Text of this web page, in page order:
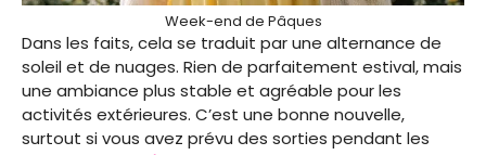
Week-end de Pâques
Dans les faits, cela se traduit par une alternance de
soleil et de nuages. Rien de parfaitement estival, mais
une ambiance plus stable et agréable pour les
activités extérieures. C’est une bonne nouvelle,
surtout si vous avez prévu des sorties pendant les